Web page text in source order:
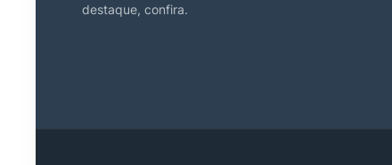
destaque, confira.